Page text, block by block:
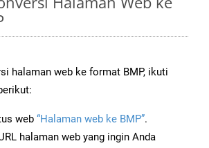
halaman web ke format BMP, ikuti
web “Halaman web ke BMP”.
halaman web yang ingin Anda